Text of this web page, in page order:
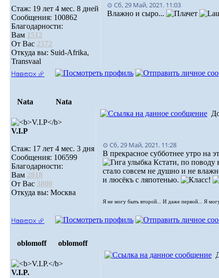
Стаж: 19 лет 4 мес. 8 дней
Сообщения: 100862
Благодарности:
Вам 1512
От Вас 2572
Откуда вы: Suid-Afrika,
Transvaal
⊙ Сб, 29 Май, 2021. 11:03
Влажно и сыро...
Наверх ⮵
Nata Nata
V.I.Р
Стаж: 17 лет 4 мес. 3 дня
Сообщения: 106599
Благодарности:
Вам 2818
От Вас 3800
Откуда вы: Москва
⊙ Сб, 29 Май, 2021. 11:28
В прекрасное субботнее утро на
Кстати, по поводу
стало совсем не душно и не
и люсёкъ с ляпотенью.
Я не могу быть второй... И даже первой... Я
Наверх ⮵
oblomoff oblomoff
V.I.P.